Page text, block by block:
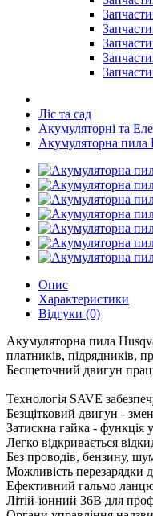
Ліс та сад
Акумуляторні та
Акумуляторна пила
Опис
Характеристики
Відгуки (0)
Акумуляторна пила
платників, підрядників,
Бесщеточний двигун
Технологія SAVE
Безщітковий двигун -
Затискна гайка - функція
Легко відкривається
Без проводів, бензину,
Можливість перезарядки
Ефективний гальмо
Літій-іонний 36В для